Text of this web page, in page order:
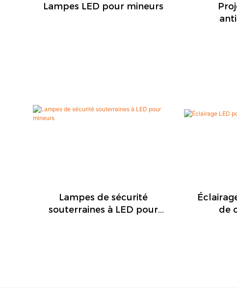
Lampes LED pour mineurs
Lampes de sécurité
souterraines à LED pour
de